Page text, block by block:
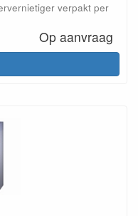
verpakt per
Op aanvraag